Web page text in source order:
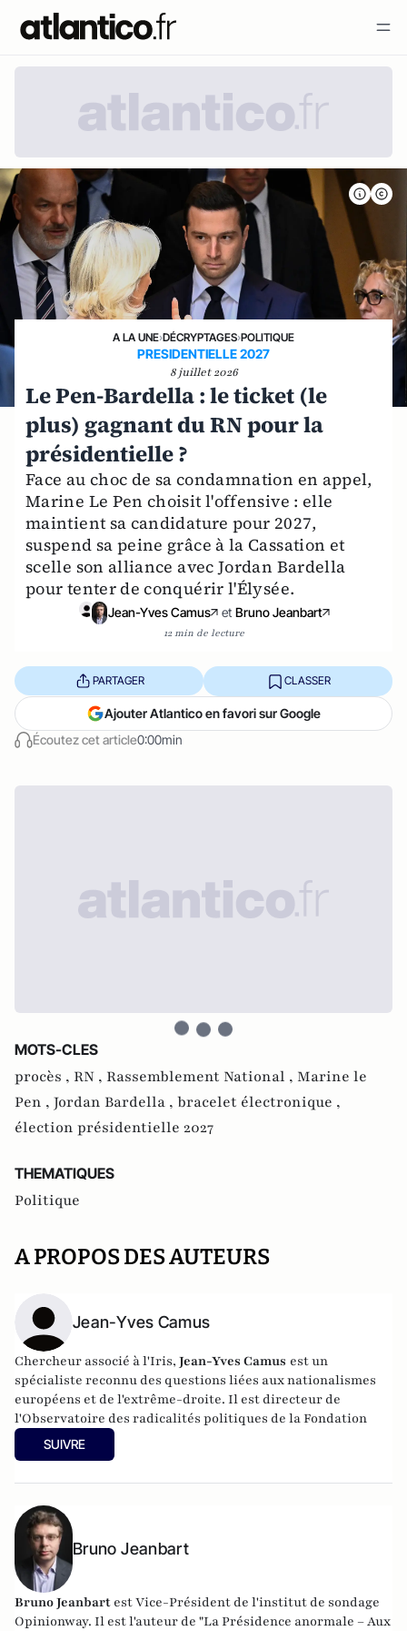
A LA UNE›DÉCRYPTAGES›POLITIQUE
PRESIDENTIELLE 2027
8 juillet 2026
Le Pen-Bardella : le ticket (le
plus) gagnant du RN pour la
présidentielle ?
Face au choc de sa condamnation en appel,
Marine Le Pen choisit l'offensive : elle
maintient sa candidature pour 2027,
suspend sa peine grâce à la Cassation et
scelle son alliance avec Jordan Bardella
pour tenter de conquérir l'Élysée.
Jean-Yves Camus et Bruno Jeanbart
12 min de lecture
Écoutez cet article0:00min
PARTAGER CLASSER
Ajouter Atlantico en favori sur Google
MOTS-CLES
procès , RN , Rassemblement National , Marine le
Pen , Jordan Bardella , bracelet électronique ,
élection présidentielle 2027
THEMATIQUES
Politique
A PROPOS DES AUTEURS
Jean-Yves Camus
Chercheur associé à l'Iris, Jean-Yves Camus est un
spécialiste reconnu des questions liées aux nationalismes
européens et de l'extrême-droite. Il est directeur de
l'Observatoire des radicalités politiques de la Fondation
Jean-Jaurès
et senior fellow au Centre for the Analysis of
the Radical Right (CARR)
SUIVRE
Bruno Jeanbart
Bruno Jeanbart est Vice-Président de l'institut de sondage
Opinionway. Il est l'auteur de "La Présidence anormale – Aux